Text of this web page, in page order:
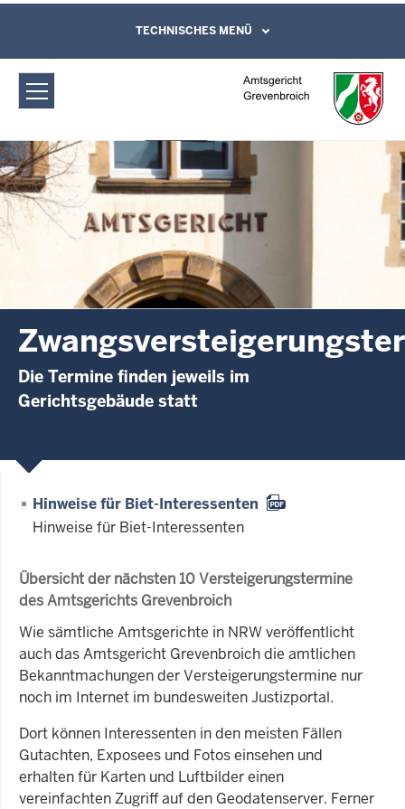
Amtsgericht Grevenbroich:
Zwangsversteigerungstermine
Direkt zum Inhalt
Leichte Sprache, Gebärdensprachenvideo
und Kontaktformular
TECHNISCHES MENÜ
Die Termine finden jeweils im
Gerichtsgebäude statt
Hinweise für Biet-Interessenten
Hinweise für Biet-Interessenten
Übersicht der nächsten 10 Versteigerungstermine
des Amtsgerichts Grevenbroich
Wie sämtliche Amtsgerichte in NRW veröffentlicht
auch das Amtsgericht Grevenbroich die amtlichen
Bekanntmachungen der Versteigerungstermine nur
noch im Internet im bundesweiten Justizportal.
Dort können Interessenten in den meisten Fällen
Gutachten, Exposees und Fotos einsehen und
erhalten für Karten und Luftbilder einen
vereinfachten Zugriff auf den Geodatenserver. Ferner